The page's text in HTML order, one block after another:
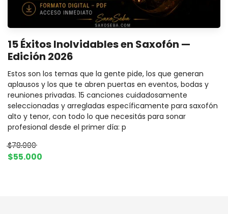
15 Éxitos Inolvidables en Saxofón —
Edición 2026
Estos son los temas que la gente pide, los que generan
aplausos y los que te abren puertas en eventos, bodas y
reuniones privadas. 15 canciones cuidadosamente
seleccionadas y arregladas específicamente para saxofón
alto y tenor, con todo lo que necesitás para sonar
profesional desde el primer día: p
$78.000
$55.000